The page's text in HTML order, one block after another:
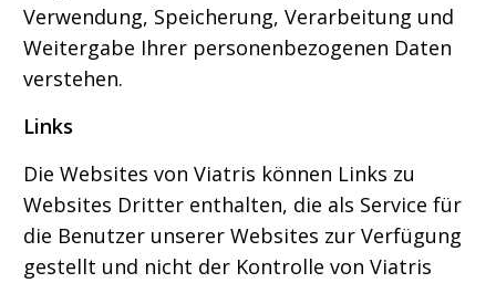
Verwendung, Speicherung, Verarbeitung und
Weitergabe Ihrer personenbezogenen Daten
verstehen.
Links
Die Websites von Viatris können Links zu
Websites Dritter enthalten, die als Service für
die Benutzer unserer Websites zur Verfügung
gestellt und nicht der Kontrolle von Viatris